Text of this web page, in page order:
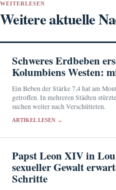
WEITERLESEN
Weitere aktuelle
Schweres Erdbeben
Kolumbiens Westen:
Ein Beben der Stärke 7,4 hat am
getroffen. In mehreren Städten
suchen weiter nach Verschütteten.
ARTIKEL LESEN →
Papst Leon XIV in
sexueller Gewalt
Schritte